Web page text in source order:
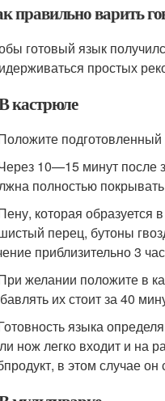
правильно варить
готовый язык
простых
кастрюле
подготовленный
10—15 минут после
полностью покрывать
которая образуется
перец, бутоны
приблизительно 3
желании положите в
их стоит за 40
языка
нож легко входит и на
в этом случае